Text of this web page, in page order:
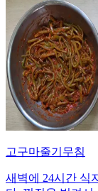
고구마줄기무침
새벽에 24시간 식